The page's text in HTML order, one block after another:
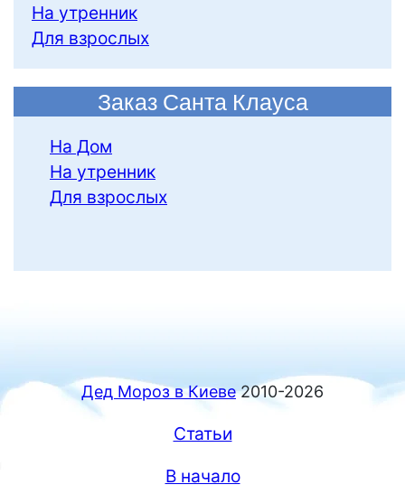
На утренник
Для взрослых
Заказ Санта Клауса
На Дом
На утренник
Для взрослых
Дед Мороз в Киеве2010-2026
Статьи
В начало